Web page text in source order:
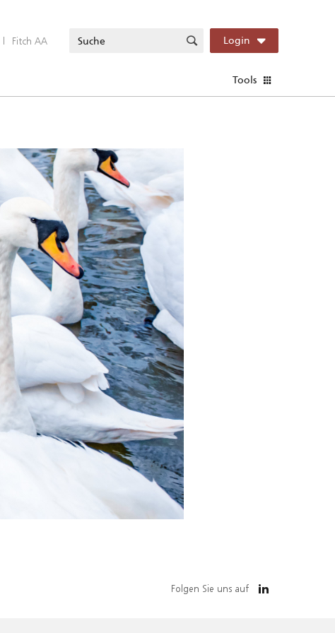
| Fitch AA Login
Tools
Folgen Sie uns auf